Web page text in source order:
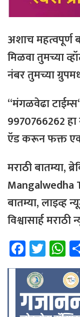
अशाचमहत्वपूर्ण
मिळवातुमच्या
नंबरतुमच्या
“मंगळवेढाटाईम्स
9970766262हा
ऍडकरूनफक्त
मराठीबातम्या,
Mangalwedha
बातम्या, लाइव्ह
विश्वासार्ह
Fa
ce
b
o
T
wi
er
W
h
at